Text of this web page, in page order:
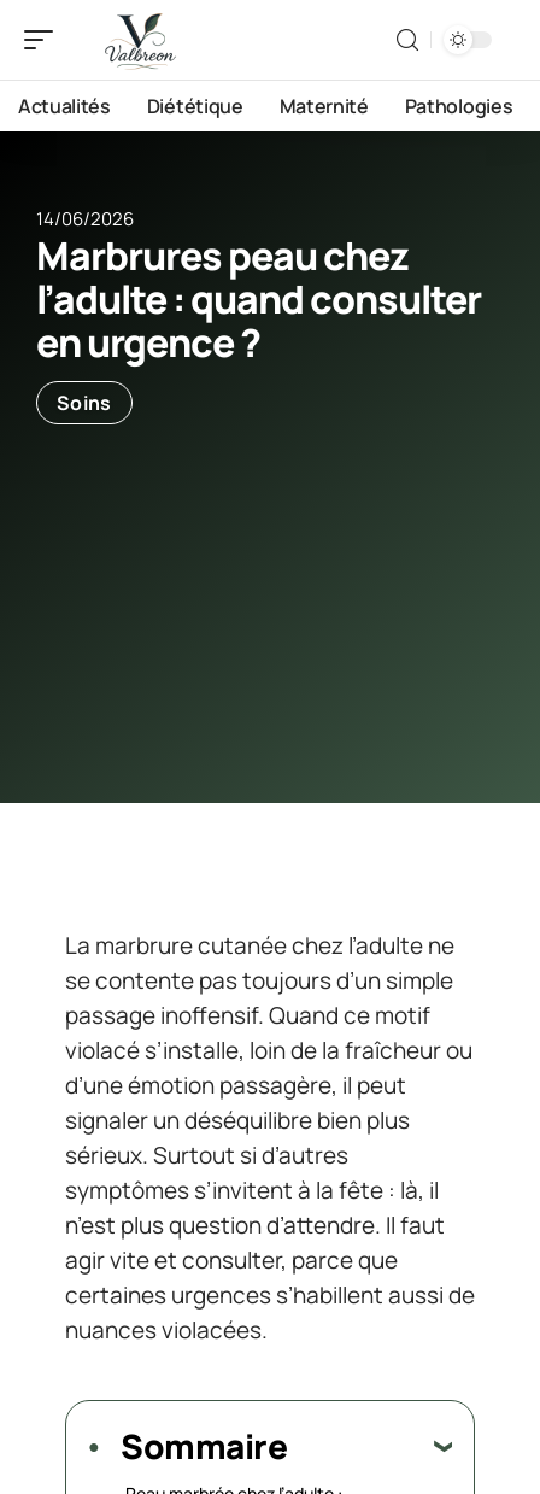
Actualités Diététique Maternité Pathologies
14/06/2026
Marbrures peau chez
l’adulte : quand consulter
en urgence ?
Soins
La marbrure cutanée chez l’adulte ne
se contente pas toujours d’un simple
passage inoffensif. Quand ce motif
violacé s’installe, loin de la fraîcheur ou
d’une émotion passagère, il peut
signaler un déséquilibre bien plus
sérieux. Surtout si d’autres
symptômes s’invitent à la fête : là, il
n’est plus question d’attendre. Il faut
agir vite et consulter, parce que
certaines urgences s’habillent aussi de
nuances violacées.
Sommaire